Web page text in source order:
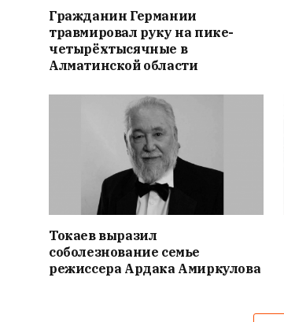
Гражданин Германии
травмировал руку на пике-
четырёхтысячные в
Алматинской области
Токаев выразил
соболезнование семье
режиссера Ардака Амиркулова